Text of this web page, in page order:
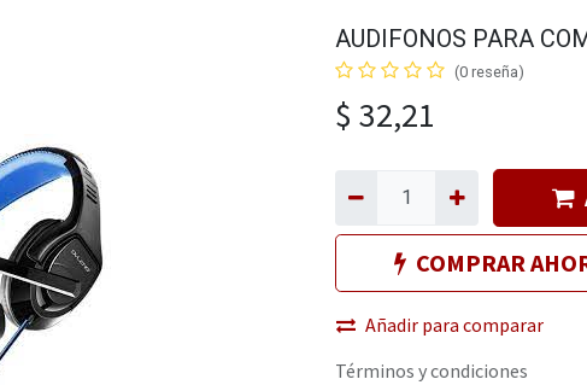
AUDIFONOS PARA
(0 reseña)
$ 32,21
COMPRAR
Añadir para comparar
Términos y condiciones